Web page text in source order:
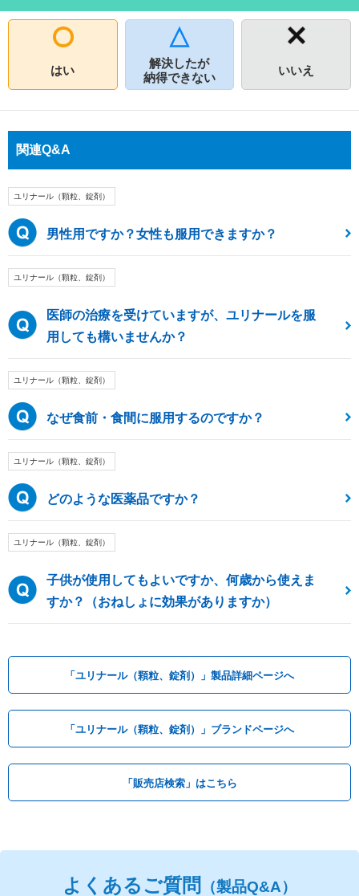
はい
解決したが
納得できない
いいえ
関連Q&A
ユリナール（顆粒、錠剤）
男性用ですか？女性も服用できますか？
ユリナール（顆粒、錠剤）
医師の治療を受けていますが、ユリナールを服
用しても構いませんか？
ユリナール（顆粒、錠剤）
なぜ食前・食間に服用するのですか？
ユリナール（顆粒、錠剤）
どのような医薬品ですか？
ユリナール（顆粒、錠剤）
子供が使用してもよいですか、何歳から使えま
すか？（おねしょに効果がありますか）
「ユリナール（顆粒、錠剤）」製品詳細ページへ
「ユリナール（顆粒、錠剤）」ブランドページへ
「販売店検索」はこちら
よくあるご質問 （製品Q&A）